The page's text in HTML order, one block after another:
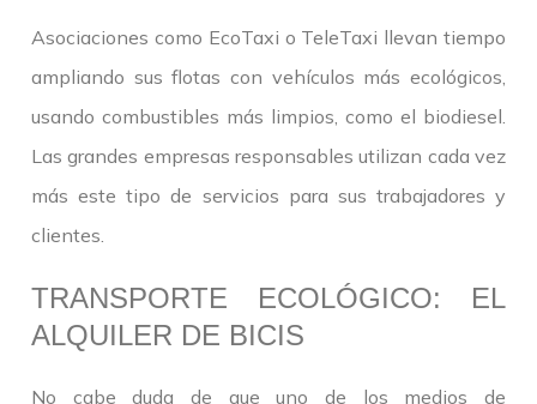
Asociaciones como EcoTaxi o TeleTaxi llevan tiempo
ampliando sus flotas con vehículos más ecológicos,
usando combustibles más limpios, como el biodiesel.
Las grandes empresas responsables utilizan cada vez
más este tipo de servicios para sus trabajadores y
clientes.
TRANSPORTE ECOLÓGICO: EL
ALQUILER DE BICIS
No cabe duda de que uno de los medios de